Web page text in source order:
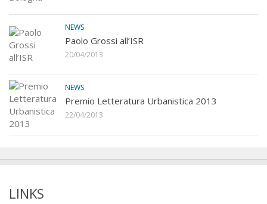
NEWS
Paolo Grossi all’ISR
20/04/2013
NEWS
Premio Letteratura Urbanistica 2013
22/04/2013
LINKS